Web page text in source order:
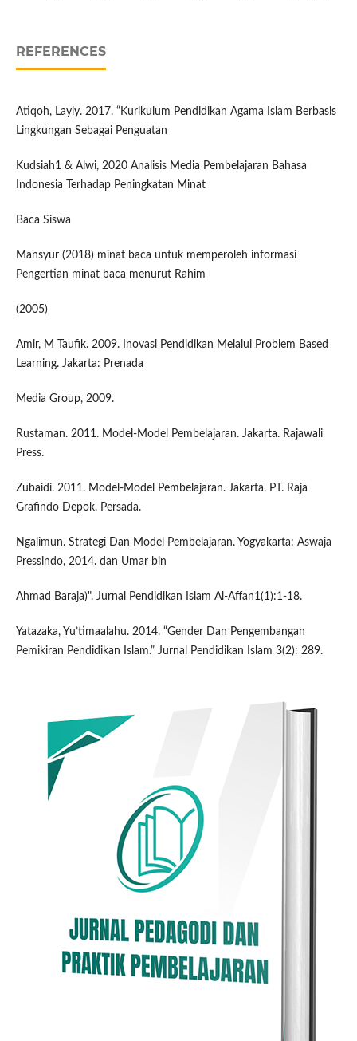
REFERENCES
Atiqoh, Layly. 2017. “Kurikulum Pendidikan Agama Islam Berbasis
Lingkungan Sebagai Penguatan
Kudsiah1 & Alwi, 2020 Analisis Media Pembelajaran Bahasa
Indonesia Terhadap Peningkatan Minat
Baca Siswa
Mansyur (2018) minat baca untuk memperoleh informasi
Pengertian minat baca menurut Rahim
(2005)
Amir, M Taufik. 2009. Inovasi Pendidikan Melalui Problem Based
Learning. Jakarta: Prenada
Media Group, 2009.
Rustaman. 2011. Model-Model Pembelajaran. Jakarta. Rajawali
Press.
Zubaidi. 2011. Model-Model Pembelajaran. Jakarta. PT. Raja
Grafindo Depok. Persada.
Ngalimun. Strategi Dan Model Pembelajaran. Yogyakarta: Aswaja
Pressindo, 2014. dan Umar bin
Ahmad Baraja)". Jurnal Pendidikan Islam Al-Affan1(1):1-18.
Yatazaka, Yu’timaalahu. 2014. “Gender Dan Pengembangan
Pemikiran Pendidikan Islam.” Jurnal Pendidikan Islam 3(2): 289.